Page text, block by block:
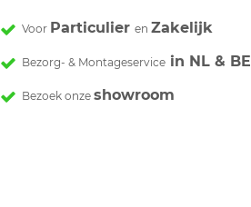
Voor ParticulierenZakelijk
Bezorg- & Montageservice in NL & BE
Bezoek onzeshowroom